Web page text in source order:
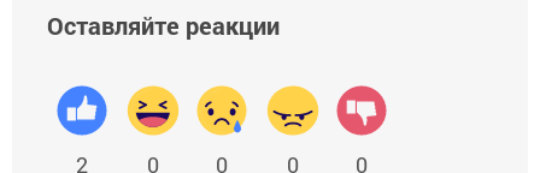
Оставляйте реакции
2 0 0 0 0